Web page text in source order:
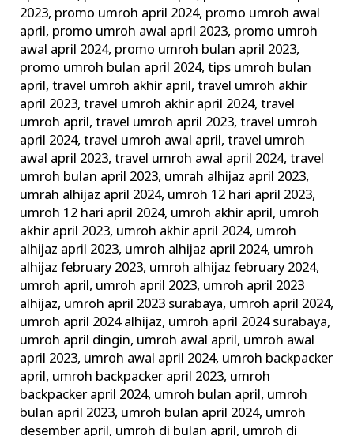
2023, promo umroh april 2024, promo umroh awal
april, promo umroh awal april 2023, promo umroh
awal april 2024, promo umroh bulan april 2023,
promo umroh bulan april 2024,tips umroh bulan
april,travel umroh akhir april,travel umroh akhir
april 2023,travel umroh akhir april 2024,travel
umroh april,travel umroh april 2023,travel umroh
april 2024,travel umroh awal april,travel umroh
awal april 2023,travel umroh awal april 2024,travel
umroh bulan april 2023, umrah alhijaz april 2023,
umrah alhijaz april 2024, umroh 12 hari april 2023,
umroh 12 hari april 2024, umroh akhir april, umroh
akhir april 2023, umroh akhir april 2024, umroh
alhijaz april 2023, umroh alhijaz april 2024, umroh
alhijaz february 2023, umroh alhijaz february 2024,
umroh april, umroh april 2023, umroh april 2023
alhijaz, umroh april 2023 surabaya, umroh april 2024,
umroh april 2024 alhijaz, umroh april 2024 surabaya,
umroh april dingin, umroh awal april, umroh awal
april 2023, umroh awal april 2024, umroh backpacker
april, umroh backpacker april 2023, umroh
backpacker april 2024, umroh bulan april, umroh
bulan april 2023, umroh bulan april 2024, umroh
desember april, umroh di bulan april, umroh di